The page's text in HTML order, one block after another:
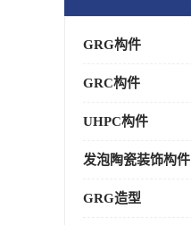
GRG构件
GRC构件
UHPC构件
发泡陶瓷装饰构件
GRG造型